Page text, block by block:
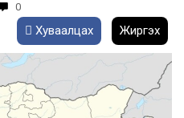
0
Хуваалцах Жиргэх